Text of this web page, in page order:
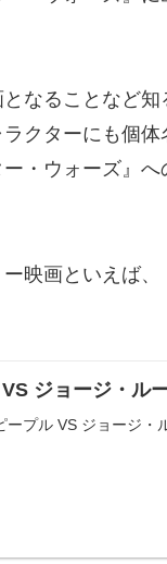
なることなど知
クターにも個
・ウォーズ』
映画といえば、
ジョージ・ル
ープル VS ジョージ・